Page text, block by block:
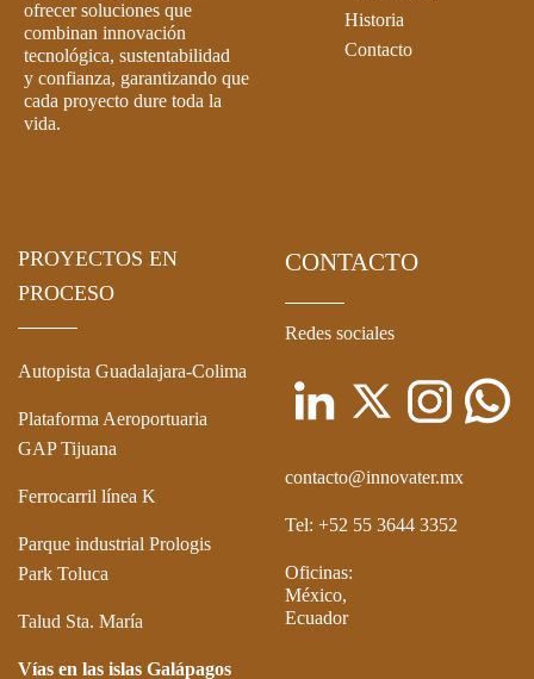
ofrecer soluciones que
combinan innovación
tecnológica, sustentabilidad
y confianza, garantizando que
cada proyecto dure toda la
vida.
Historia
Contacto
PROYECTOS EN
PROCESO
Autopista Guadalajara-Colima
Plataforma Aeroportuaria
GAP Tijuana
Ferrocarril línea K
Parque industrial Prologis
Park Toluca
Talud Sta. María
Vías en las islas Galápagos
CONTACTO
Redes sociales
contacto@innovater.mx
Tel: +52 55 3644 3352
Oficinas:
México,
Ecuador